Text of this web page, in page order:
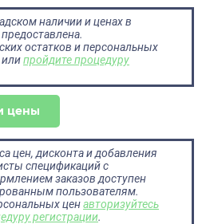
наличии и ценах в
остатков и персональных
илипройдите процедуру
цены
цен, дисконта и добавления
спецификаций с
заказов доступен
пользователям.
ценавторизуйтесь
регистрации.